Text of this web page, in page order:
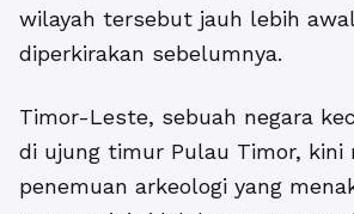
wilayah tersebut jauh lebih
diperkirakan sebelumnya.
Timor-Leste, sebuah negara
di ujung timur Pulau Timor, kini
penemuan arkeologi yang